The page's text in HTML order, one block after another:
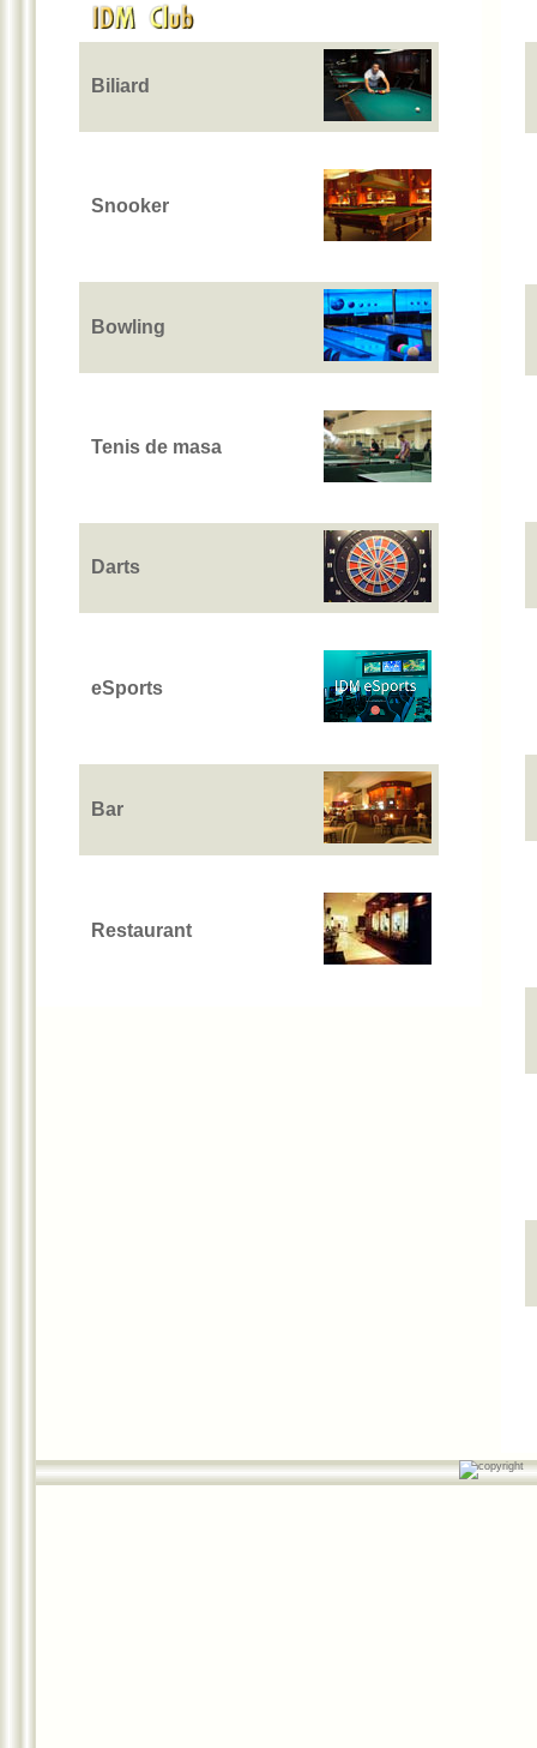
Biliard
Snooker
Bowling
Tenis de masa
Darts
eSports
Bar
Restaurant